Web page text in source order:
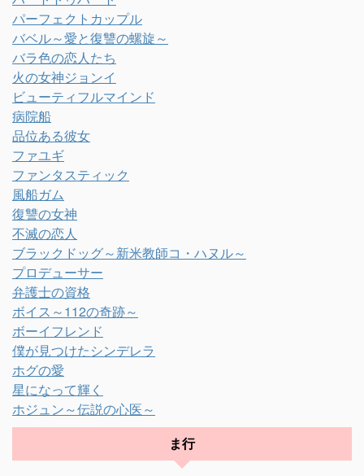
パーフェクトカップル
バベル～愛と復讐の螺旋～
バラ色の恋人たち
火の女神ジョンイ
ビューティフルマインド
病院船
品位ある彼女
ファユギ
ファンタスティック
風船ガム
復讐の女神
不滅の恋人
ブラックドッグ～新米教師コ・ハヌル～
プロデューサー
弁護士の資格
ボイス～112の奇跡～
ボーイフレンド
僕が見つけたシンデレラ
ホグの愛
星になって輝く
ホジュン～伝説の心医～
ま行